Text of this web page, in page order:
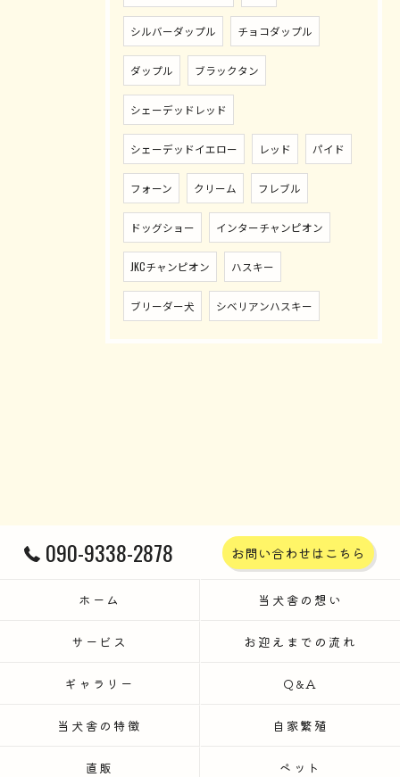
シルバーダップル チョコダップル
ダップル ブラックタン
シェーデッドレッド
シェーデッドイエロー レッド パイド
フォーン クリーム フレブル
ドッグショー インターチャンピオン
JKCチャンピオン ハスキー
ブリーダー犬 シベリアンハスキー
090-9338-2878 お問い合わせはこちら
ホーム 当犬舎の想い
サービス お迎えまでの流れ
ギャラリー Q&A
当犬舎の特徴 自家繁殖
直販 ペット